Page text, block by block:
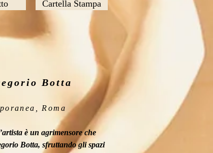
Cartella Stampa
Botta
Roma
è un agrimensore che
Botta, sfruttando gli spazi